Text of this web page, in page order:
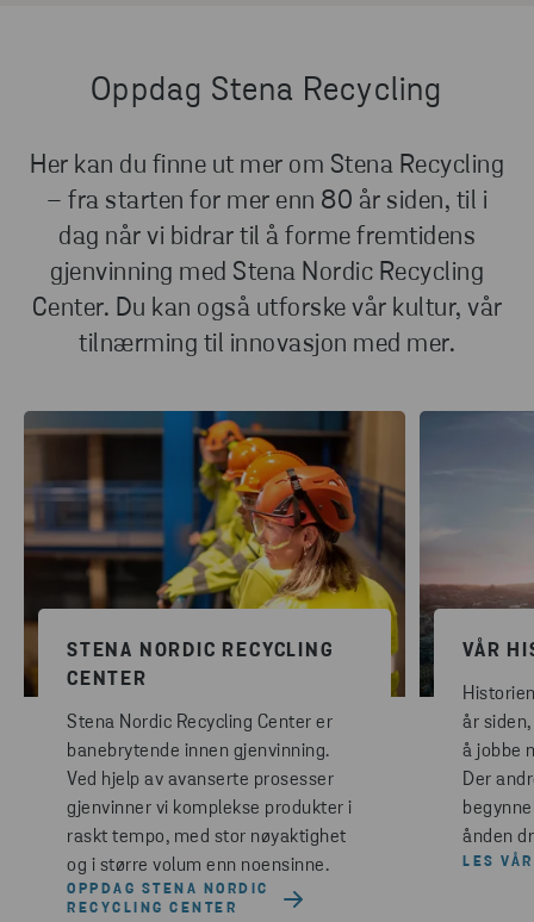
Oppdag Stena Recycling
Her kan du finne ut mer om Stena Recycling
– fra starten for mer enn 80 år siden, til i
dag når vi bidrar til å forme fremtidens
gjenvinning med Stena Nordic Recycling
Center. Du kan også utforske vår kultur, vår
tilnærming til innovasjon med mer.
STENA NORDIC RECYCLING
CENTER
Stena Nordic Recycling Center er
banebrytende innen gjenvinning.
Ved hjelp av avanserte prosesser
gjenvinner vi komplekse produkter i
raskt tempo, med stor nøyaktighet
og i større volum enn noensinne.
OPPDAG STENA NORDIC
RECYCLING CENTER
VÅR
år
å jobbe
Der
ånden
LES